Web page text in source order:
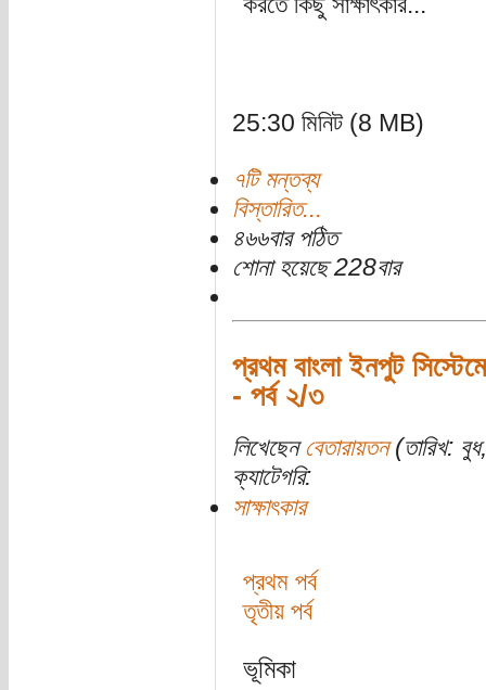
25:30 মিনিট (8 MB)
৭টি মন্তব্য
বিস্তারিত...
৪৬৬বার পঠিত
শোনা হয়েছে 228বার
প্রথম বাংলা ইনপুট
- পর্ব ২/৩
লিখেছেন বেতারায়তন(তারিখ:
ক্যাটেগরি:
সাক্ষাৎকার
প্রথম পর্ব
তৃতীয় পর্ব
ভূমিকা